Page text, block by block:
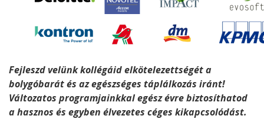
Fejleszd velünk kollégáid elkötelezettségét a
bolygóbarát és az egészséges táplálkozás iránt!
Változatos programjainkkal egész évre biztosíthatod
a hasznos és egyben élvezetes céges kikapcsolódást.